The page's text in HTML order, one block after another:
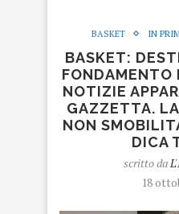
BASKET IN
BASKET:
FONDAMENTO
NOTIZIE
GAZZETTA.
NON
DICA
scritto da
18